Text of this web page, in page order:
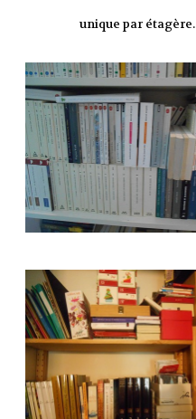
unique par étagère.